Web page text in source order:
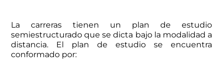
La carreras tienen un plan de estudio
semiestructurado que se dicta bajo la modalidad a
distancia. El plan de estudio se encuentra
conformado por: